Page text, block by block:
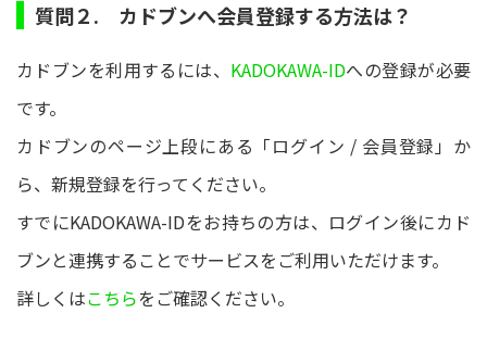
質問２. カドブンへ会員登録する方法は？
カドブンを利用するには、 KADOKAWA-IDへの登録が必要
です。
カドブンのページ上段にある「ログイン / 会員登録」か
ら、新規登録を行ってください。
すでにKADOKAWA-IDをお持ちの方は、ログイン後にカド
ブンと連携することでサービスをご利用いただけます。
詳しくはこちらをご確認ください。